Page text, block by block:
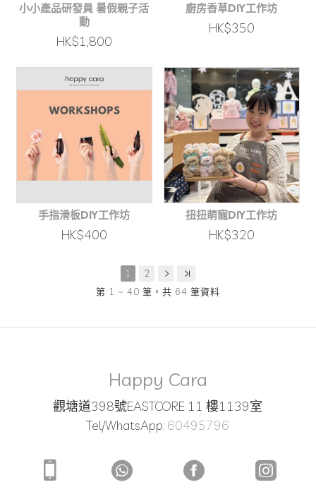
小小產品研發員 暑假親子活
動
HK$1,800
廚房香草DIY工作坊
HK$350
手指滑板DIY工作坊
HK$400
扭扭萌寵DIY工作坊
HK$320
1
2
第 1 ~ 40 筆，共 64 筆資料
Happy Cara
觀塘道398號EASTCORE 11 樓1139室
Tel/WhatsApp: 60495796